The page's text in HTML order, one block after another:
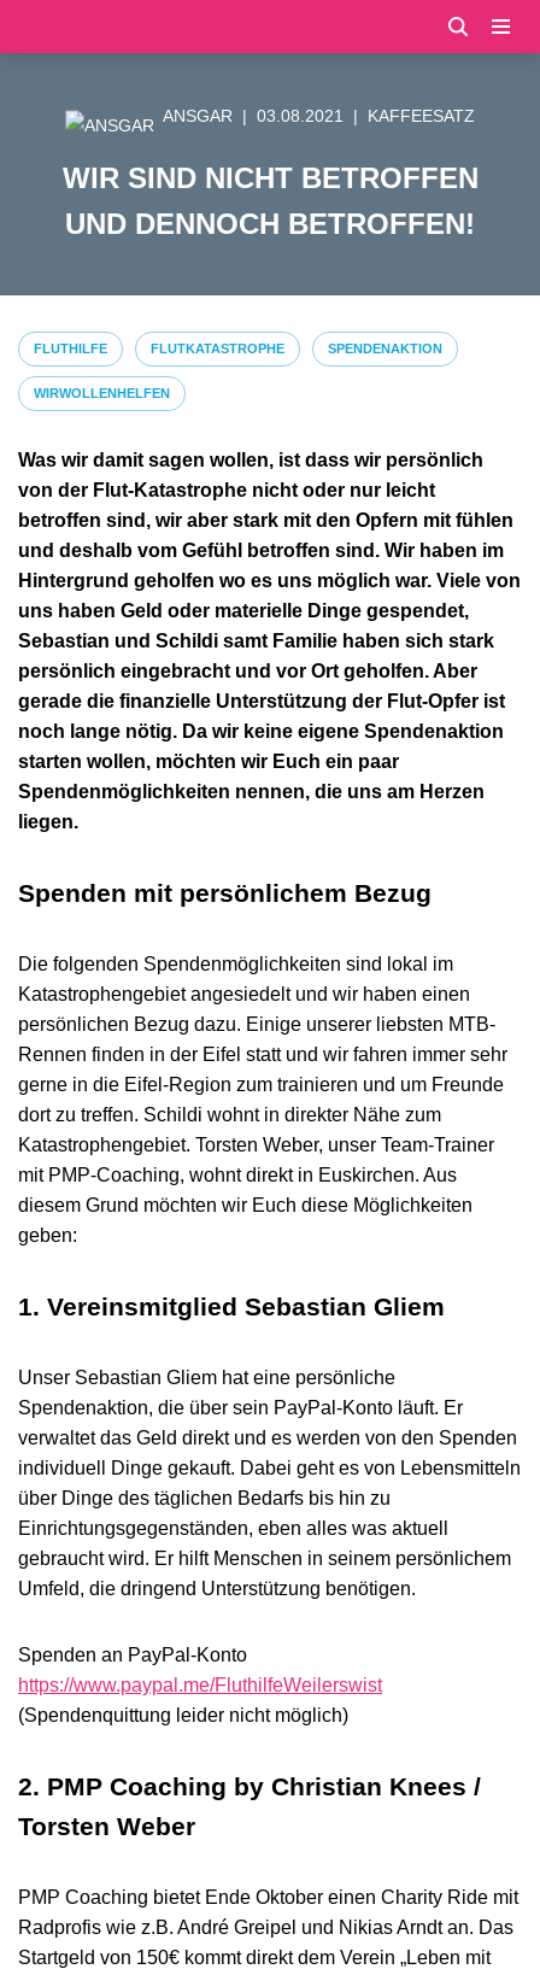
springen
ANSGAR 03.08.2021 KAFFEESATZ
WIR SIND NICHT BETROFFEN
UND DENNOCH BETROFFEN!
FLUTHILFE FLUTKATASTROPHE SPENDENAKTION
WIRWOLLENHELFEN
Was wir damit sagen wollen, ist dass wir persönlich
von der Flut-Katastrophe nicht oder nur leicht
betroffen sind, wir aber stark mit den Opfern mit fühlen
und deshalb vom Gefühl betroffen sind. Wir haben im
Hintergrund geholfen wo es uns möglich war. Viele von
uns haben Geld oder materielle Dinge gespendet,
Sebastian und Schildi samt Familie haben sich stark
persönlich eingebracht und vor Ort geholfen. Aber
gerade die finanzielle Unterstützung der Flut-Opfer ist
noch lange nötig. Da wir keine eigene Spendenaktion
starten wollen, möchten wir Euch ein paar
Spendenmöglichkeiten nennen, die uns am Herzen
liegen.
Spenden mit persönlichem Bezug
Die folgenden Spendenmöglichkeiten sind lokal im
Katastrophengebiet angesiedelt und wir haben einen
persönlichen Bezug dazu. Einige unserer liebsten MTB-
Rennen finden in der Eifel statt und wir fahren immer sehr
gerne in die Eifel-Region zum trainieren und um Freunde
dort zu treffen. Schildi wohnt in direkter Nähe zum
Katastrophengebiet. Torsten Weber, unser Team-Trainer
mit PMP-Coaching, wohnt direkt in Euskirchen. Aus
diesem Grund möchten wir Euch diese Möglichkeiten
geben:
1. Vereinsmitglied Sebastian Gliem
Unser Sebastian Gliem hat eine persönliche
Spendenaktion, die über sein PayPal-Konto läuft. Er
verwaltet das Geld direkt und es werden von den Spenden
individuell Dinge gekauft. Dabei geht es von Lebensmitteln
über Dinge des täglichen Bedarfs bis hin zu
Einrichtungsgegenständen, eben alles was aktuell
gebraucht wird. Er hilft Menschen in seinem persönlichem
Umfeld, die dringend Unterstützung benötigen.
Spenden an PayPal-Konto
https://www.paypal.me/FluthilfeWeilerswist
(Spendenquittung leider nicht möglich)
2. PMP Coaching by Christian Knees /
Torsten Weber
PMP Coaching bietet Ende Oktober einen Charity Ride mit
Radprofis wie z.B. André Greipel und Nikias Arndt an. Das
Startgeld von 150€ kommt direkt dem Verein „Leben mit